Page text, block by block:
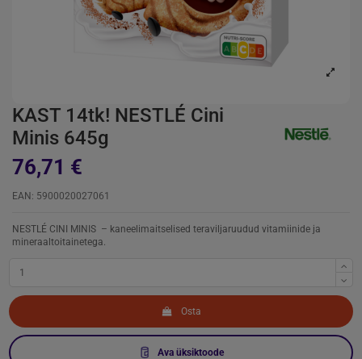
KAST 14tk! NESTLÉ Cini
Minis 645g
76,71 €
EAN: 5900020027061
NESTLÉ CINI MINIS – kaneelimaitselised teraviljaruudud vitamiinide ja
mineraaltoitainetega.
Osta
Ava üksiktoode